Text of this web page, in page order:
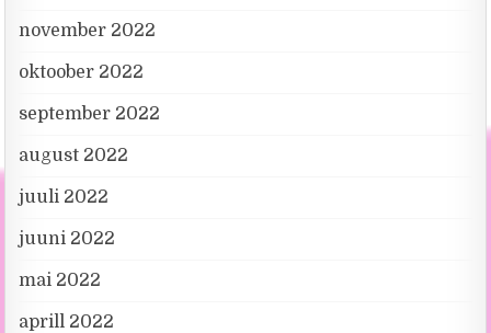
november 2022
oktoober 2022
september 2022
august 2022
juuli 2022
juuni 2022
mai 2022
aprill 2022